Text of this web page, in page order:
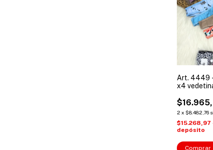
Art. 4449
x4
2 x $8.482,76
$15.268,97
depósito
Comprar